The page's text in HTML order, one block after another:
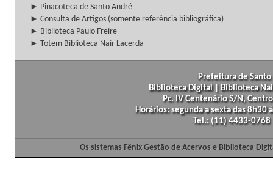
► Pinacoteca de Santo André
► Consulta de Artigos (somente referência bibliográfica)
► Biblioteca Paulo Freire
► Totem Biblioteca Nair Lacerda
Prefeitura de
Biblioteca Digital | Biblioteca
Pc. IV Centenário S/N,
Horários: segunda a sexta das
Tel.: (11) 4433-
Os sistemas Fênix Gestão de Acervos e Biblioteca